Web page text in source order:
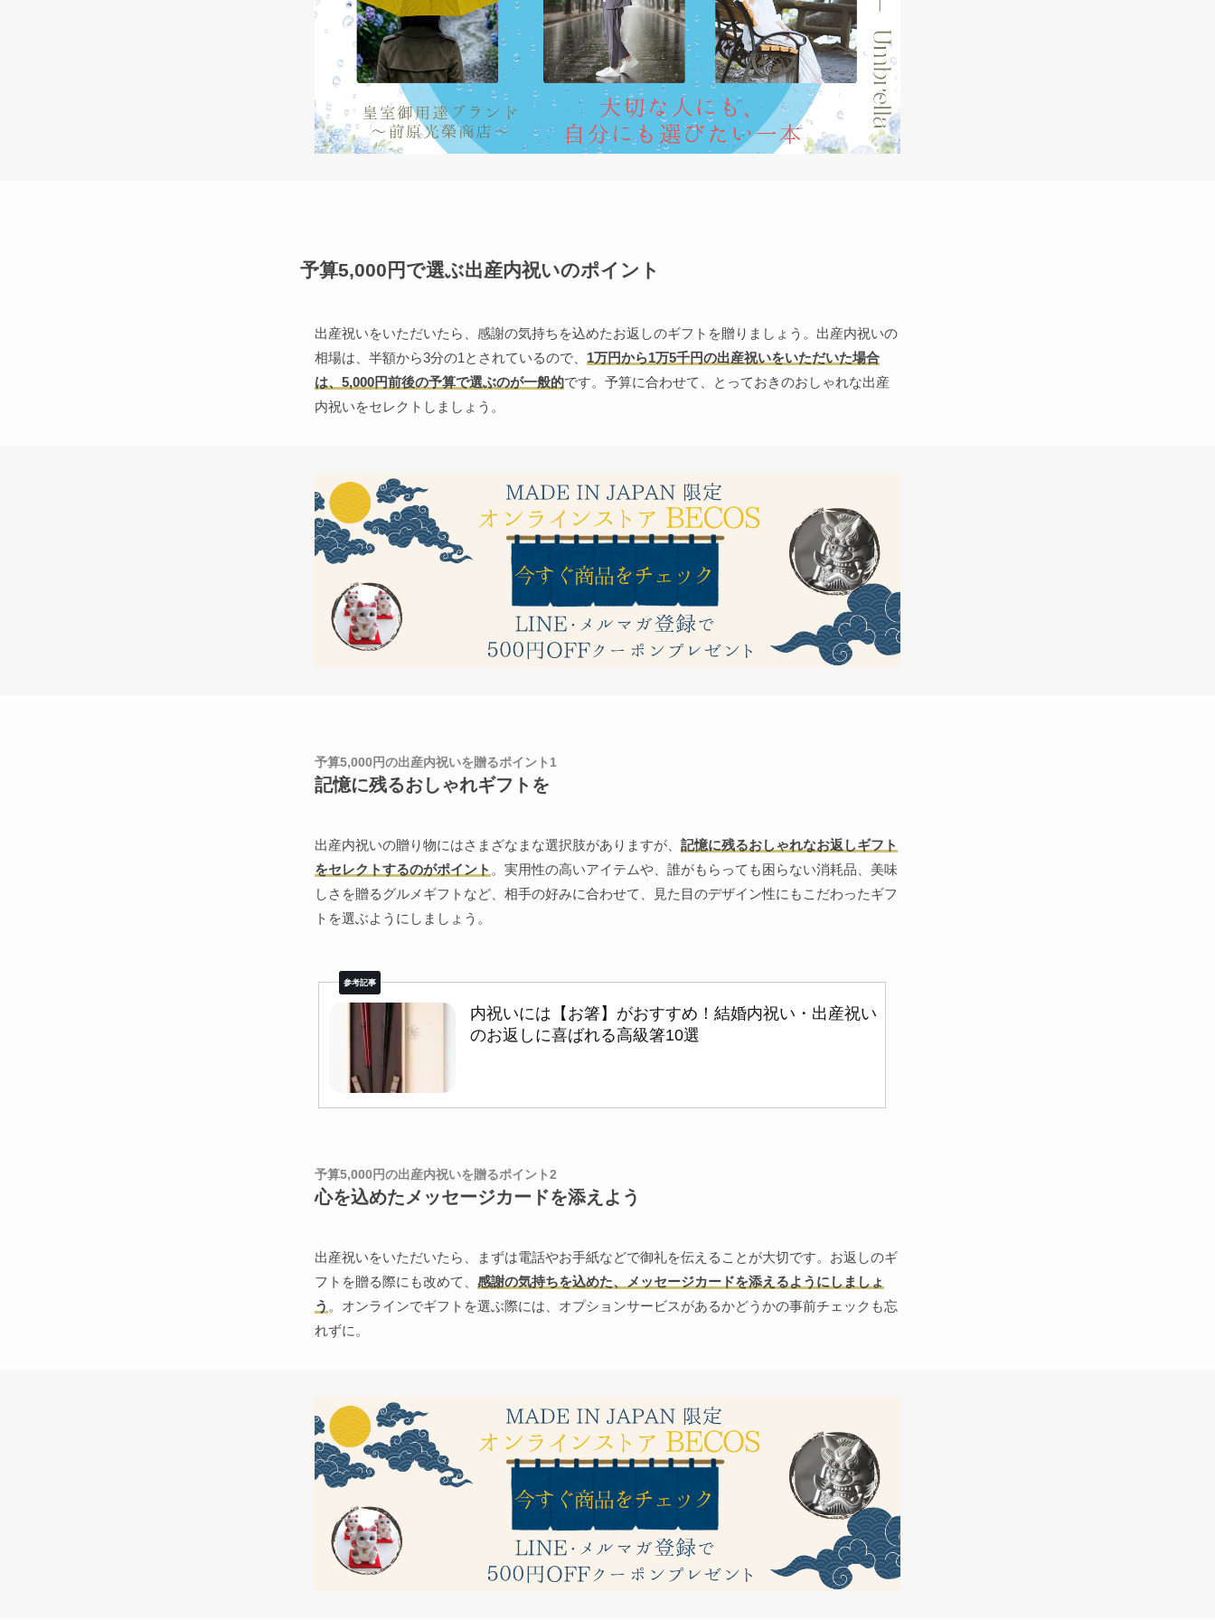
予算5,000円で選ぶ出産内祝いのポイント
出産祝いをいただいたら、感謝の気持ちを込めたお返しのギフトを贈りましょう。出産内祝いの
相場は、半額から3分の1とされているので、 1万円から1万5千円の出産祝いをいただいた場合
は、5,000円前後の予算で選ぶのが一般的です。予算に合わせて、とっておきのおしゃれな出産
内祝いをセレクトしましょう。
予算5,000円の出産内祝いを贈るポイント1
記憶に残るおしゃれギフトを
出産内祝いの贈り物にはさまざなまな選択肢がありますが、 記憶に残るおしゃれなお返しギフト
をセレクトするのがポイント 。実用性の高いアイテムや、誰がもらっても困らない消耗品、美味
しさを贈るグルメギフトなど、相手の好みに合わせて、見た目のデザイン性にもこだわったギフ
トを選ぶようにしましょう。
内祝いには【お箸】がおすすめ！結婚内祝い・出産祝い
のお返しに喜ばれる高級箸10選
予算5,000円の出産内祝いを贈るポイント2
心を込めたメッセージカードを添えよう
出産祝いをいただいたら、まずは電話やお手紙などで御礼を伝えることが大切です。お返しのギ
フトを贈る際にも改めて、 感謝の気持ちを込めた、メッセージカードを添えるようにしましょ
う 。オンラインでギフトを選ぶ際には、オプションサービスがあるかどうかの事前チェックも忘
れずに。